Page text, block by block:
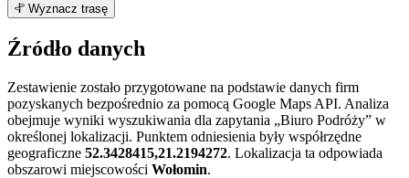
+
−
Wyznacz trasę
Źródło danych
Zestawienie zostało przygotowane na podstawie danych firm
pozyskanych bezpośrednio za pomocą Google Maps API. Analiza
obejmuje wyniki wyszukiwania dla zapytania „Biuro Podróży” w
określonej lokalizacji. Punktem odniesienia były współrzędne
geograficzne 52.3428415,21.2194272. Lokalizacja ta odpowiada
obszarowi miejscowości Wołomin.